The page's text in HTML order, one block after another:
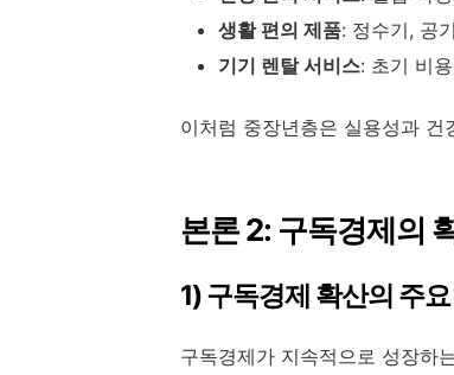
생활 편의 제품: 정수기, 공
기기 렌탈 서비스: 초기 비
이처럼 중장년층은 실용성과
본론 2: 구독경제의
1) 구독경제 확산의 주
구독경제가 지속적으로 성장하